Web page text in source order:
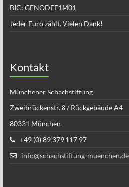
BIC: GENODEF1M01
Jeder Euro zählt. Vielen Dank!
Kontakt
Münchener Schachstiftung
Zweibrückenstr. 8 / Rückgebäude A4
80331 München
+49 (0) 89 379 117 97
info@schachstiftung-muenchen.de